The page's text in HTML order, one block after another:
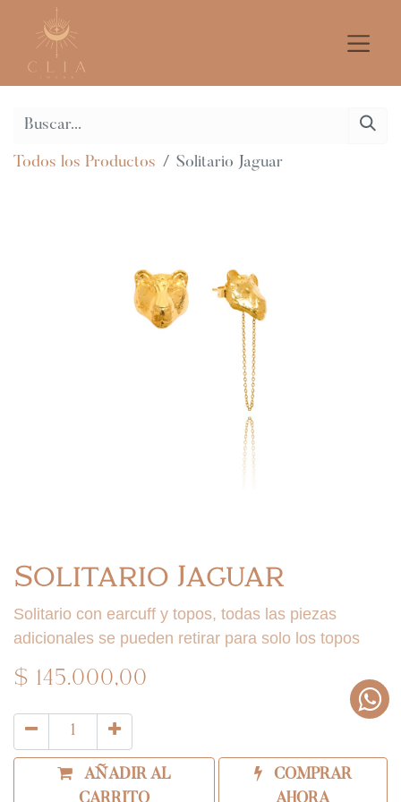
Todos los Productos Solitario Jaguar
Solitario Jaguar
Solitario con earcuff y topos, todas las piezas
adicionales se pueden retirar para solo los topos
$145.000,00
AÑADIR AL
COMPRAR